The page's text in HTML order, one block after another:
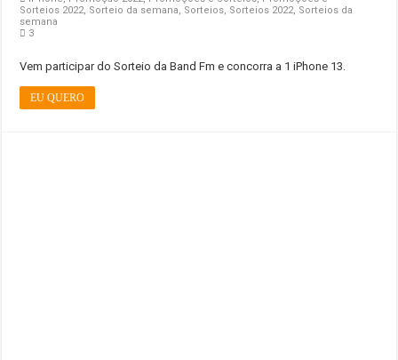
Sorteios 2022, Sorteio da semana, Sorteios, Sorteios 2022, Sorteios da
semana
3
Vem participar do Sorteio da Band Fm e concorra a 1 iPhone 13.
EU QUERO